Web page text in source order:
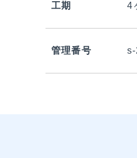
工期 4
管理番号